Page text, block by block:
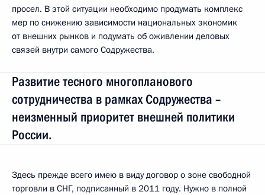
просел. В этой ситуации необходимо продумать комплекс
мер по снижению зависимости национальных экономик
от внешних рынков и подумать об оживлении деловых
связей внутри самого Содружества.
Развитие тесного многопланового
сотрудничества в рамках Содружества –
неизменный приоритет внешней политики
России.
Здесь прежде всего имею в виду договор о зоне свободной
торговли в СНГ, подписанный в 2011 году. Нужно в полной